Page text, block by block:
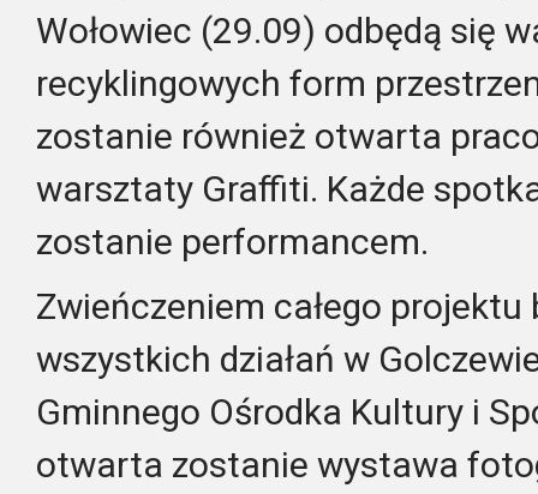
Wołowiec (29.09) odbędą się
recyklingowych form
zostanie również otwarta
warsztaty Graffiti. Każde
zostanie performancem.
Zwieńczeniem całego
wszystkich działań w
Gminnego Ośrodka Kultury i
otwarta zostanie wystawa